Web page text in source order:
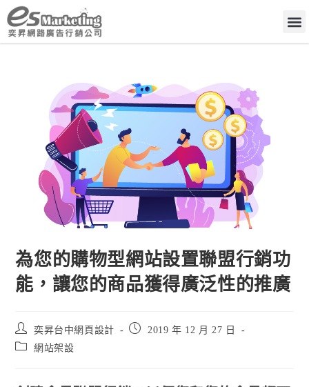
為您的購物型網站設置聯盟行銷功
能，讓您的商品獲得廣泛性的推廣
奕昇台中網頁設計
2019 年 12 月 27 日
網站架設